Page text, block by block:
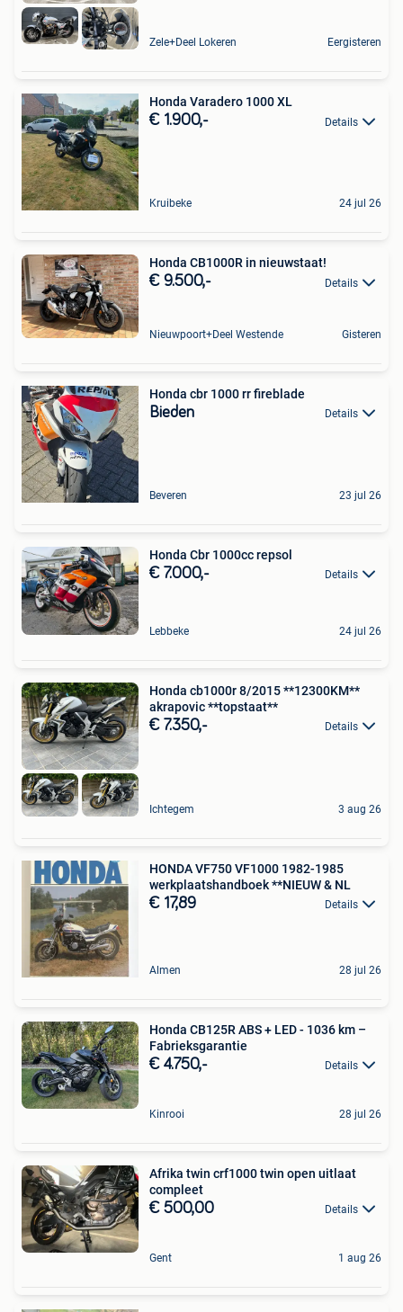
Zele+Deel Lokeren Eergisteren
Honda Varadero 1000 XL
€ 1.900,- Details
Kruibeke 24 jul 26
Honda CB1000R in nieuwstaat!
€ 9.500,- Details
Nieuwpoort+Deel Westende Gisteren
Honda cbr 1000 rr fireblade
Bieden Details
Beveren 23 jul 26
Honda Cbr 1000cc repsol
€ 7.000,- Details
Lebbeke 24 jul 26
Honda cb1000r 8/2015 **12300KM**
akrapovic **topstaat**
€ 7.350,- Details
Ichtegem 3 aug 26
HONDA VF750 VF1000 1982-1985
werkplaatshandboek **NIEUW & NL
€ 17,89 Details
Almen 28 jul 26
Honda CB125R ABS + LED - 1036 km –
Fabrieksgarantie
€ 4.750,- Details
Kinrooi 28 jul 26
Afrika twin crf1000 twin open uitlaat
compleet
€ 500,00 Details
Gent 1 aug 26